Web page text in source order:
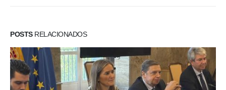
POSTSRELACIONADOS